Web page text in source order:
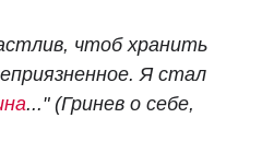
чтоб хранить
Я стал
..." (Гринев о себе,